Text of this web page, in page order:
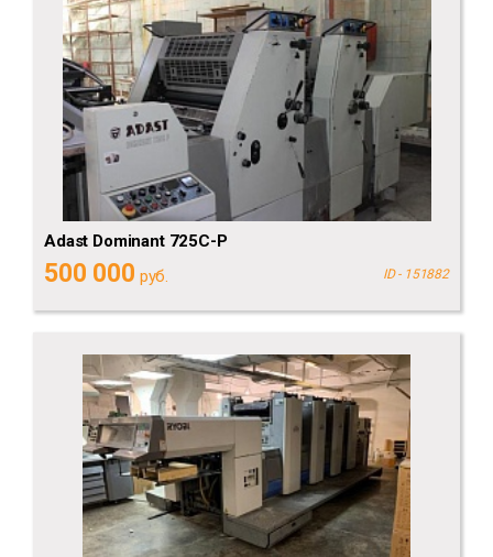
Adast Dominant 725C-P
500 000 руб. ID - 151882